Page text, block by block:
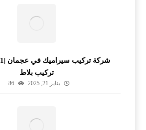
تركيب بلاط
يناير 21, 2025 86